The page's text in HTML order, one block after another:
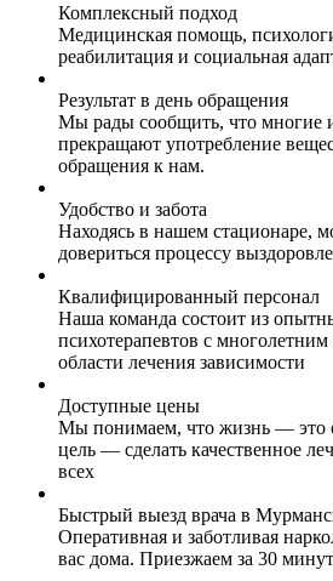
Комплексный подход
Медицинская помощь,
реабилитация и социальная
Результат в день обращения
Мы рады сообщить, что многие
прекращают употребление
обращения к нам.
Удобство и забота
Находясь в нашем стационаре,
довериться процессу
Квалифицированный персонал
Наша команда состоит из
психотерапевтов с
области лечения зависимости
Доступные цены
Мы понимаем, что жизнь — это
цель — сделать качественное
всех
Быстрый выезд врача в
Оперативная и заботливая
вас дома. Приезжаем за 30 минут